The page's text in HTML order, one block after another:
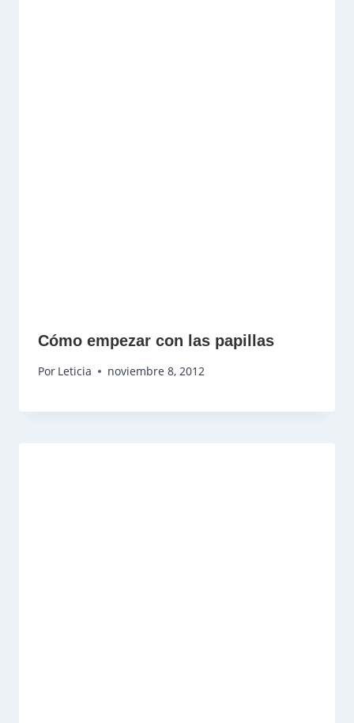
Cómo empezar con las papillas
Por Leticia noviembre 8, 2012